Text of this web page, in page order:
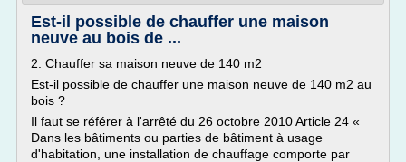
Est-il possible de chauffer une maison
neuve au bois de ...
2. Chauffer sa maison neuve de 140 m2
Est-il possible de chauffer une maison neuve de 140 m2 au
bois ?
Il faut se référer à l'arrêté du 26 octobre 2010 Article 24 «
Dans les bâtiments ou parties de bâtiment à usage
d'habitation, une installation de chauffage comporte par